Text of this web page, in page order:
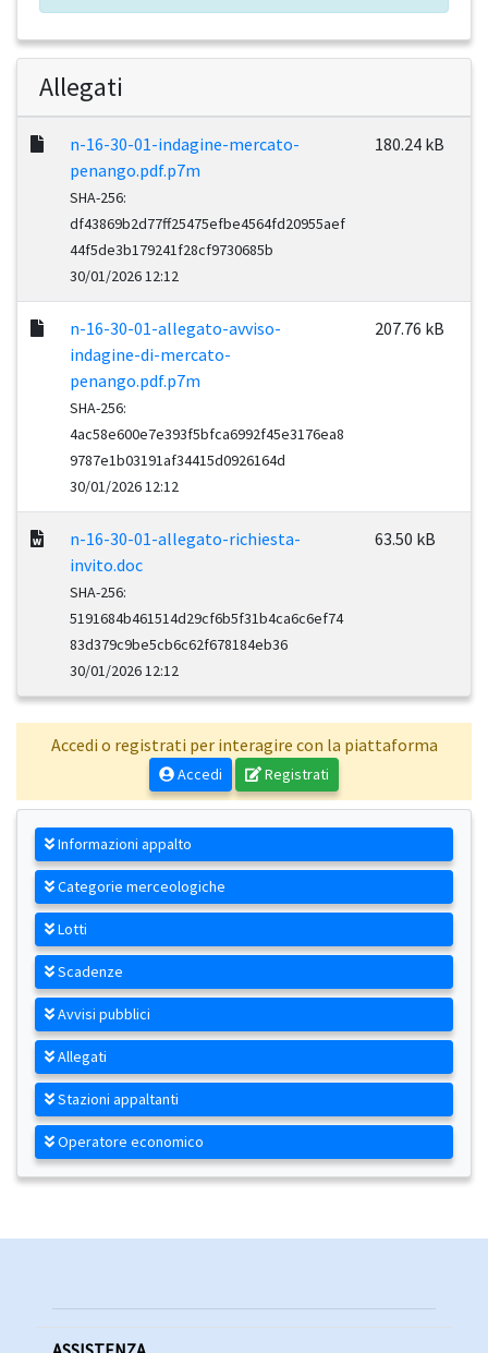
Allegati
n-16-30-01-indagine-mercato-
penango.pdf.p7m
SHA-256:
df43869b2d77ff25475efbe4564fd20955aef
44f5de3b179241f28cf9730685b
30/01/2026 12:12
180.24 kB
n-16-30-01-allegato-avviso-
indagine-di-mercato-
penango.pdf.p7m
SHA-256:
4ac58e600e7e393f5bfca6992f45e3176ea8
9787e1b03191af34415d0926164d
30/01/2026 12:12
207.76 kB
n-16-30-01-allegato-richiesta-
invito.doc
SHA-256:
5191684b461514d29cf6b5f31b4ca6c6ef74
83d379c9be5cb6c62f678184eb36
30/01/2026 12:12
63.50 kB
Accedi o registrati per interagire con la piattaforma
Accedi Registrati
Informazioni appalto
Categorie merceologiche
Lotti
Scadenze
Avvisi pubblici
Allegati
Stazioni appaltanti
Operatore economico